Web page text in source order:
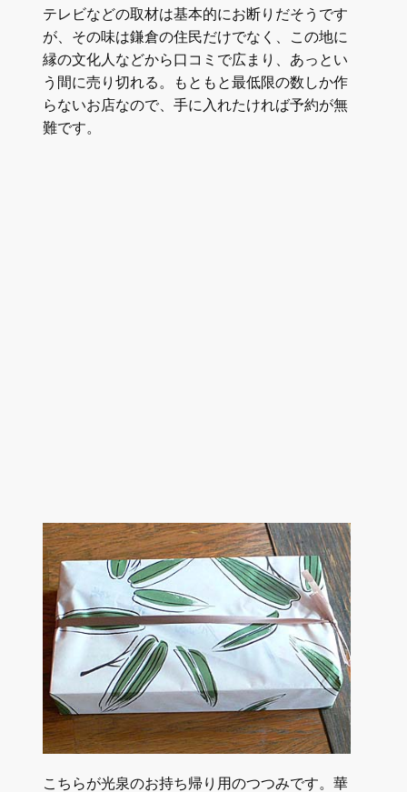
テレビなどの取材は基本的にお断りだそうです
が、その味は鎌倉の住民だけでなく、この地に
縁の文化人などから口コミで広まり、あっとい
う間に売り切れる。もともと最低限の数しか作
らないお店なので、手に入れたければ予約が無
難です。
こちらが光泉のお持ち帰り用のつつみです。華